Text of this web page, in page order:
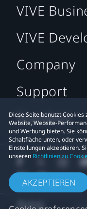
Diese Seite benutzt
Website, Website-
und Werbung bieten. Sie
Schaltfläche unten, oder
Einstellungen akzeptieren.
unseren Richtlinien zu
AKZEPTIEREN
VIVE
VIVE
Company
Support
Standort